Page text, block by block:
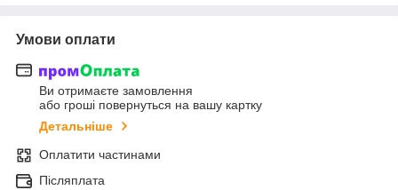
Умови оплати
Ви отримаєте замовлення
або гроші повернуться на вашу картку
Детальніше
Оплатити частинами
Післяплата